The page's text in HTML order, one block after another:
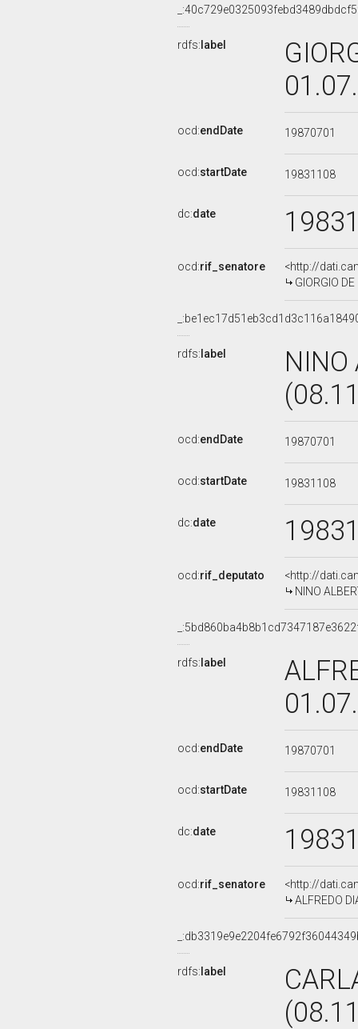
rdfs: label
ocd:endDate 19870701
ocd:startDate 19831108
dc:date
ocd:rif_senatore
<http://
GIORGIO
rdfs: label
NINO
ocd:endDate 19870701
ocd:startDate 19831108
dc:date
ocd:rif_deputato
<http://
NINO
rdfs: label
ocd:endDate 19870701
ocd:startDate 19831108
dc:date
ocd:rif_senatore
<http://
ALFREDO
rdfs: label